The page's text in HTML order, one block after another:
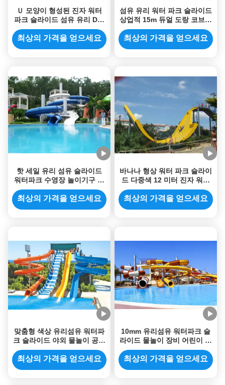
Ｕ 모양이 형성된 진자 워터
파크 슬라이드 섬유 유리 Dp-
Pen01 부식 방지
최상의 가격을 얻으세요
섬유 유리 워터 파크 슬라이드
상업적 15m 듀얼 도랑 코브라
워터 슬라이드
최상의 가격을 얻으세요
핫 세일 유리 섬유 슬라이드
워터파크 수영장 놀이기구 장
비 워터 슬라이드 제조업체
최상의 가격을 얻으세요
바나나 형상 워터 파크 슬라이
드 다중색 12 미터 진자 워터
슬라이드
최상의 가격을 얻으세요
맞춤형 색상 유리섬유 워터파
크 슬라이드 야외 물놀이 공원
수영장 장비 어린이용
최상의 가격을 얻으세요
10mm 유리섬유 워터파크 슬
라이드 물놀이 장비 어린이 놀
이 액세서리
최상의 가격을 얻으세요